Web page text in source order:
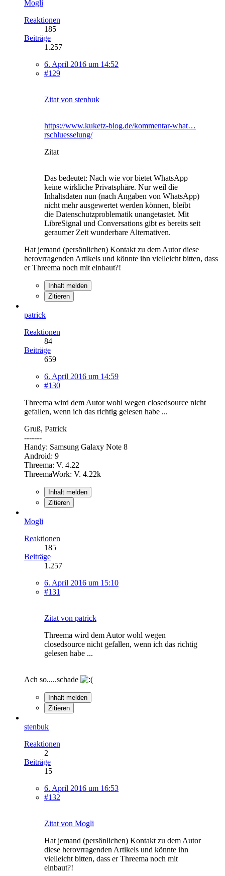
Mogli
Reaktionen
185
Beiträge
1.257
6. April 2016 um 14:52
#129
Zitat von stenbuk
https://www.kuketz-blog.de/kommentar-what…
rschluesselung/
Zitat
Das bedeutet: Nach wie vor bietet WhatsApp
keine wirkliche Privatsphäre. Nur weil die
Inhaltsdaten nun (nach Angaben von WhatsApp)
nicht mehr ausgewertet werden können, bleibt
die Datenschutzproblematik unangetastet. Mit
LibreSignal und Conversations gibt es bereits seit
geraumer Zeit wunderbare Alternativen.
Hat jemand (persönlichen) Kontakt zu dem Autor diese
herovrragenden Artikels und könnte ihn vielleicht bitten, dass
er Threema noch mit einbaut?!
Inhalt melden
Zitieren
patrick
Reaktionen
84
Beiträge
659
6. April 2016 um 14:59
#130
Threema wird dem Autor wohl wegen closedsource nicht
gefallen, wenn ich das richtig gelesen habe ...
Gruß, Patrick
-------
Handy: Samsung Galaxy Note 8
Android: 9
Threema: V. 4.22
ThreemaWork: V. 4.22k
Inhalt melden
Zitieren
Mogli
Reaktionen
185
Beiträge
1.257
6. April 2016 um 15:10
#131
Zitat von patrick
Threema wird dem Autor wohl wegen
closedsource nicht gefallen, wenn ich das richtig
gelesen habe ...
Ach so.....schade
Inhalt melden
Zitieren
stenbuk
Reaktionen
2
Beiträge
15
6. April 2016 um 16:53
#132
Zitat von Mogli
Hat jemand (persönlichen) Kontakt zu dem Autor
diese herovrragenden Artikels und könnte ihn
vielleicht bitten, dass er Threema noch mit
einbaut?!